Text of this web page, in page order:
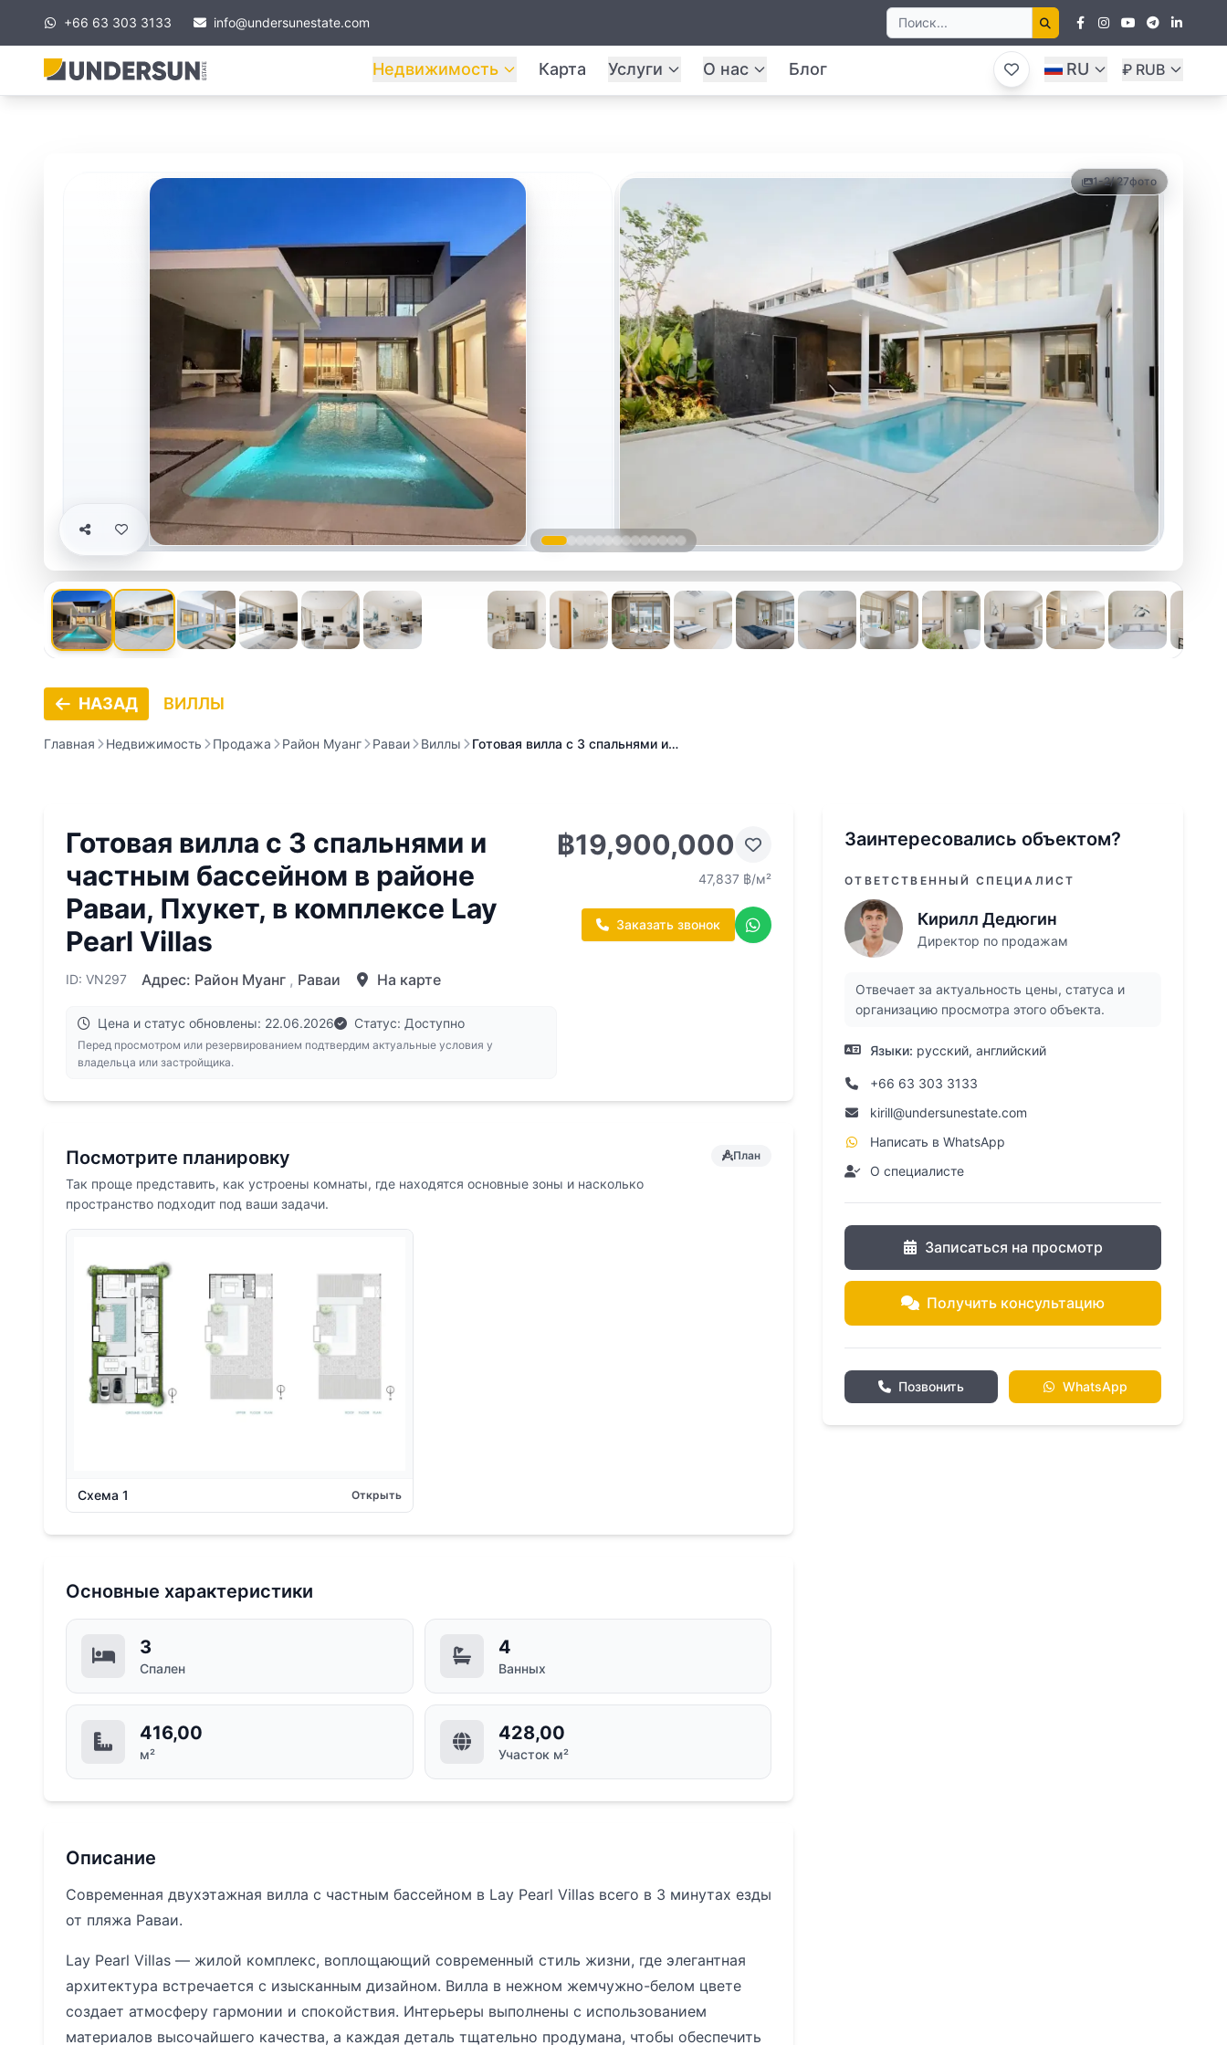
+66 63 303 3133 info@undersunestate.com
Недвижимость Карта Услуги О нас Блог RU ₽ RUB
1-2/ 27фото
НАЗАД ВИЛЛЫ
Главная Недвижимость Продажа Район Муанг Раваи Виллы Готовая вилла с 3 спальнями и…
Готовая вилла с 3 спальнями и
частным бассейном в районе
Раваи, Пхукет, в комплексе Lay
Pearl Villas
ID: VN297 Адрес: Район Муанг , Раваи На карте
Цена и статус обновлены: 22.06.2026 Статус: Доступно
Перед просмотром или резервированием подтвердим актуальные условия у
владельца или застройщика.
฿19,900,000
47,837 ฿/м²
Заказать звонок
Посмотрите планировку
Так проще представить, как устроены комнаты, где находятся основные зоны и насколько
пространство подходит под ваши задачи.
План
Схема 1 Открыть
Основные характеристики
3
Спален
4
Ванных
416,00
м²
428,00
Участок м²
Описание
Современная двухэтажная вилла с частным бассейном в Lay Pearl Villas всего в 3 минутах езды
от пляжа Раваи.
Lay Pearl Villas — жилой комплекс, воплощающий современный стиль жизни, где элегантная
архитектура встречается с изысканным дизайном. Вилла в нежном жемчужно-белом цвете
создает атмосферу гармонии и спокойствия. Интерьеры выполнены с использованием
материалов высочайшего качества, а каждая деталь тщательно продумана, чтобы обеспечить
Заинтересовались объектом?
ОТВЕТСТВЕННЫЙ СПЕЦИАЛИСТ
Кирилл Дедюгин
Директор по продажам
Отвечает за актуальность цены, статуса и
организацию просмотра этого объекта.
Языки: русский, английский
+66 63 303 3133
kirill@undersunestate.com
Написать в WhatsApp
О специалисте
Записаться на просмотр
Получить консультацию
Позвонить WhatsApp